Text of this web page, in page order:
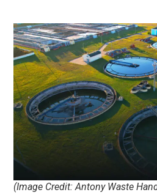
(Image Credit: Antony Waste